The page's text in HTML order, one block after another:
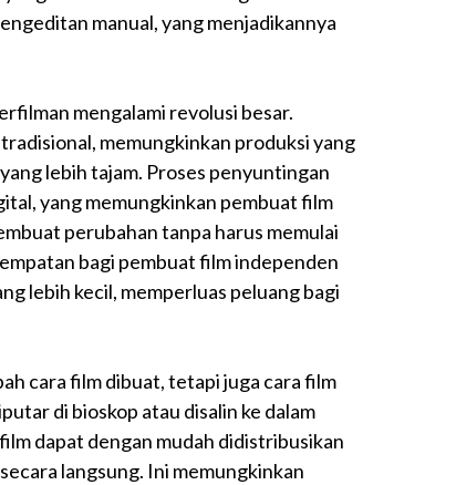
manual, yang menjadikannya
mengalami revolusi besar.
memungkinkan produksi yang
lebih tajam. Proses penyuntingan
yang memungkinkan pembuat film
perubahan tanpa harus memulai
bagi pembuat film independen
lebih kecil, memperluas peluang bagi
cara film dibuat, tetapi juga cara film
di bioskop atau disalin ke dalam
dapat dengan mudah didistribusikan
langsung. Ini memungkinkan